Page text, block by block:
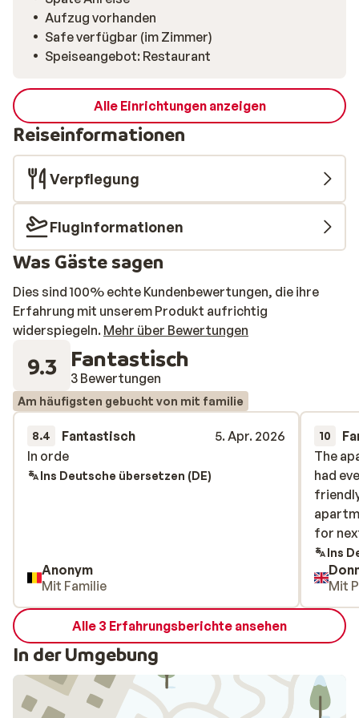
Auswahl von über 1000 verschiedenen Labels. Im
Restaurant La Table du Daria-I Nor sorgt Chefkoch
Damien Ruffier dafür, dass sich Jung und Alt
gleichermaßen wohlfühlen. Hier genießen Sie
warmes, authentisches Ambiente am Abend mit
rustikalen und modernen Gerichten. Klassische
Rezepte werden kreativ neu interpretiert ein echtes
Highlight für Ihre Geschmackssinne. Für die
Restaurants wird ein Aufpreis erhoben.
Aufzug vorhanden
Safe verfügbar (im Zimmer)
Speiseangebot: Restaurant
Alle Einrichtungen anzeigen
Reiseinformationen
Verpflegung
Fluginformationen
Was Gäste sagen
Dies sind 100% echte Kundenbewertungen, die ihre
Erfahrung mit unserem Produkt aufrichtig
widerspiegeln. Mehr über Bewertungen
9.3 Fantastisch
3 Bewertungen
Am häufigsten gebucht von mit familie
8.4 Fantastisch
5. Apr. 2026
In orde
In orde
Ins Deutsche übersetzen (DE)
Anonym
Mit Familie
10
The
had
for
The
had
for
Ins
Mit
Alle 3 Erfahrungsberichte ansehen
In der Umgebung